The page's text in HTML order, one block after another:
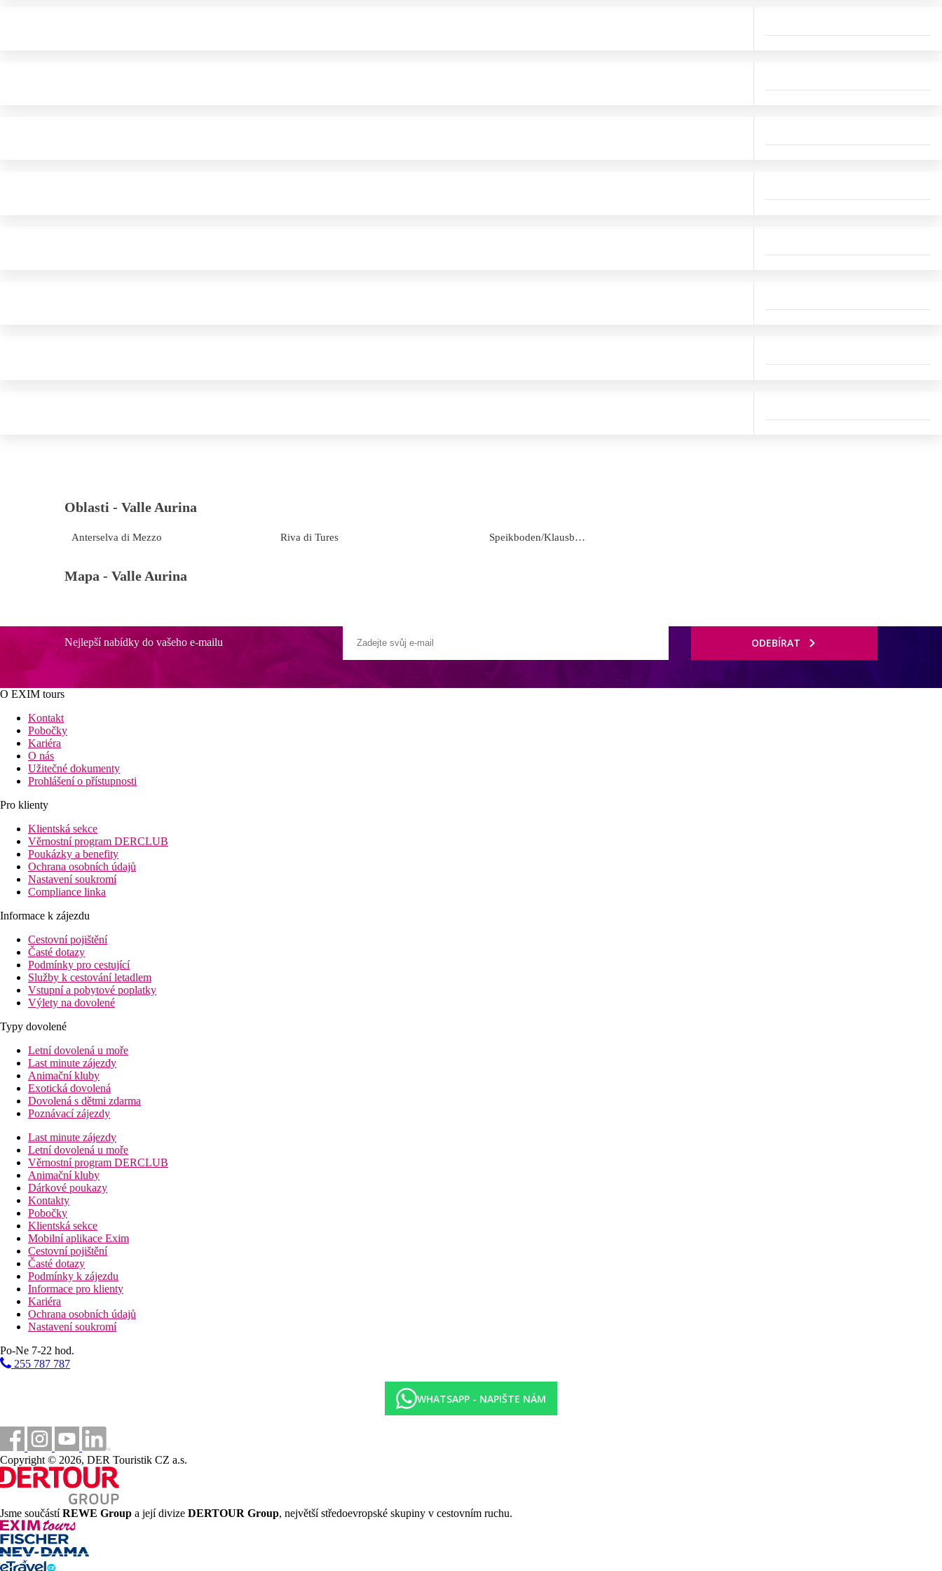
Oblasti - Valle Aurina
Anterselva di Mezzo Riva di Tures Speikboden/Klausberg
Mapa - Valle Aurina
Nejlepší nabídky do vašeho e-mailu ODEBÍRAT
O EXIM tours
Kontakt
Pobočky
Kariéra
O nás
Užitečné dokumenty
Prohlášení o přístupnosti
Pro klienty
Klientská sekce
Věrnostní program DERCLUB
Poukázky a benefity
Ochrana osobních údajů
Nastavení soukromí
Compliance linka
Informace k zájezdu
Cestovní pojištění
Časté dotazy
Podmínky pro cestující
Služby k cestování letadlem
Vstupní a pobytové poplatky
Výlety na dovolené
Typy dovolené
Letní dovolená u moře
Last minute zájezdy
Animační kluby
Exotická dovolená
Dovolená s dětmi zdarma
Poznávací zájezdy
Last minute zájezdy
Letní dovolená u moře
Věrnostní program DERCLUB
Animační kluby
Dárkové poukazy
Kontakty
Pobočky
Klientská sekce
Mobilní aplikace Exim
Cestovní pojištění
Časté dotazy
Podmínky k zájezdu
Informace pro klienty
Kariéra
Ochrana osobních údajů
Nastavení soukromí
Po-Ne 7-22 hod.
255 787 787
WHATSAPP - NAPIŠTE NÁM
Copyright © 2026, DER Touristik CZ a.s.
Jsme součástíREWE Group a její divize DERTOUR Group, největší středoevropské skupiny v cestovním ruchu.